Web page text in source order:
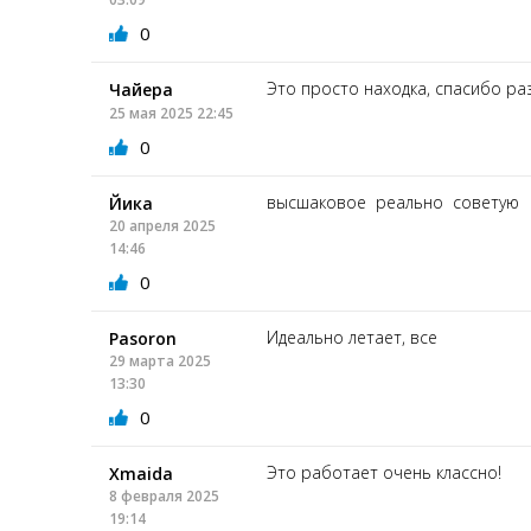
0
Чайера
25 мая 2025 22:45
Это просто находка, спасибо
0
Йика
20 апреля 2025
14:46
высшаковое реально советую
0
Pasoron
29 марта 2025
13:30
Идеально летает, все
0
Xmaida
8 февраля 2025
19:14
Это работает очень классно!